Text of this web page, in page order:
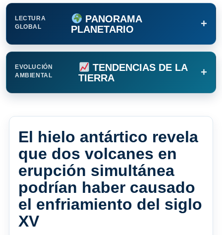
LECTURA
GLOBAL
PANORAMA
PLANETARIO
+
EVOLUCIÓN
AMBIENTAL
TENDENCIAS DE LA
TIERRA
+
El hielo antártico revela
que dos volcanes en
erupción simultánea
podrían haber causado
el enfriamiento del siglo
XV